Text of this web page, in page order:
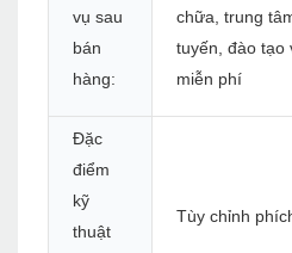
vụ sau
bán
hàng:
chữa, trung
tuyến, đào tạo
miễn phí
Đặc
điểm
kỹ
thuật
Tùy chỉnh